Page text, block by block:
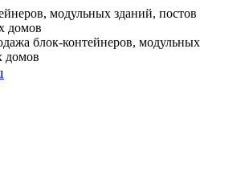
модульных зданий, постов
домов
блок-контейнеров, модульных
домов